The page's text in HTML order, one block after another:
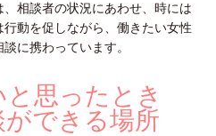
相談者の状況にあわせ、時には
動を促しながら、働きたい女性
に携わっています。
思ったとき
できる場所